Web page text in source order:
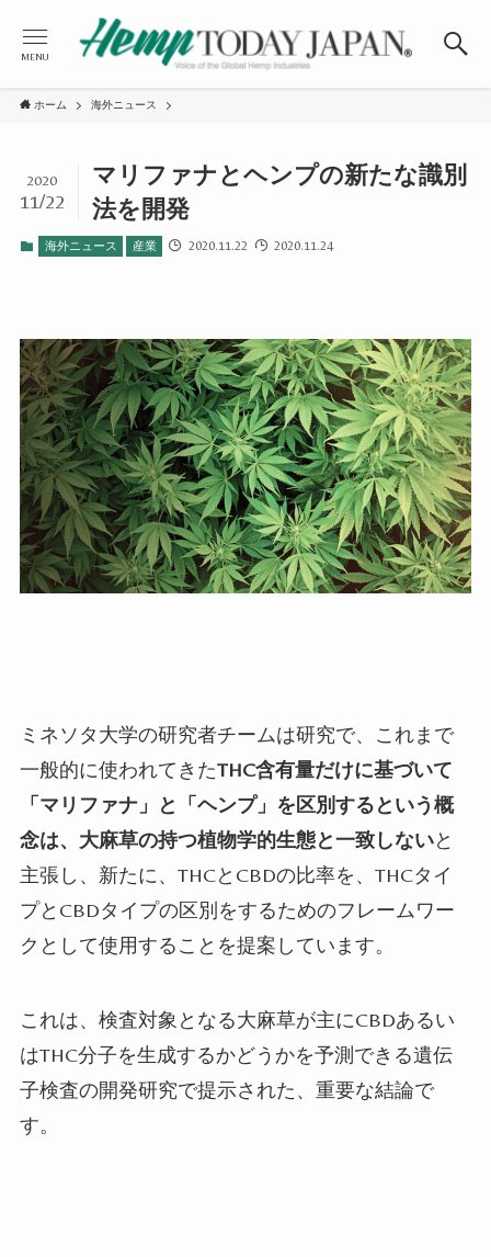
MENU
ホーム 海外ニュース
マリファナとヘンプの新たな識別
法を開発
2020
11/22
海外ニュース 産業 2020.11.22 2020.11.24
ミネソタ大学の研究者チームは研究で、これまで
一般的に使われてきたTHC含有量だけに基づいて
「マリファナ」と「ヘンプ」を区別するという概
念は、大麻草の持つ植物学的生態と一致しないと
主張し、新たに、THCとCBDの比率を、THCタイ
プとCBDタイプの区別をするためのフレームワー
クとして使用することを提案しています。
これは、検査対象となる大麻草が主にCBDあるい
はTHC分子を生成するかどうかを予測できる遺伝
子検査の開発研究で提示された、重要な結論で
す。